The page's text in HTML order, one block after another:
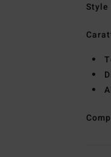
Style